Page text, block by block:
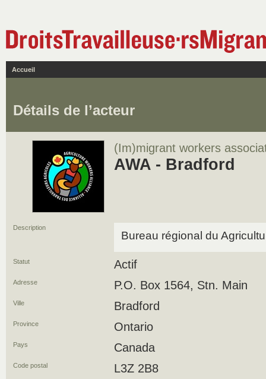
Accueil
Détails de l’acteur
(Im)migrant workers
AWA - Bradford
Description
Bureau régional du
Statut Actif
Adresse P.O. Box 1564, Stn. Main
Ville Bradford
Province Ontario
Pays Canada
Code postal L3Z 2B8